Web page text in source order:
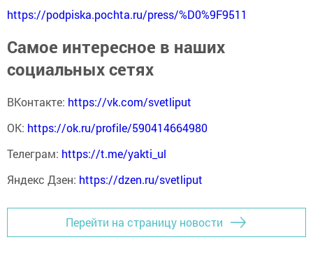
https://podpiska.pochta.ru/press/%D0%9F9511
Самое интересное в наших
социальных сетях
ВКонтакте: https://vk.com/svetliput
ОК: https://ok.ru/profile/590414664980
Телеграм: https://t.me/yakti_ul
Яндекс Дзен: https://dzen.ru/svetliput
Перейти на страницу новости